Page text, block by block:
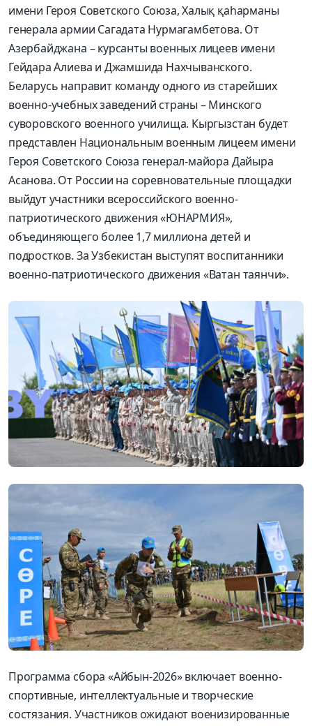
имени Героя Советского Союза, Халық қаһарманы
генерала армии Сагадата Нурмагамбетова. От
Азербайджана – курсанты военных лицеев имени
Гейдара Алиева и Джамшида Нахчыванского.
Беларусь направит команду одного из старейших
военно-учебных заведений страны – Минского
суворовского военного училища. Кыргызстан будет
представлен Национальным военным лицеем имени
Героя Советского Союза генерал-майора Дайыра
Асанова. От России на соревновательные площадки
выйдут участники всероссийского военно-
патриотического движения «ЮНАРМИЯ»,
объединяющего более 1,7 миллиона детей и
подростков. За Узбекистан выступят воспитанники
военно-патриотического движения «Ватан таянчи».
Программа сбора «Айбын-2026» включает военно-
спортивные, интеллектуальные и творческие
состязания. Участников ожидают военизированные